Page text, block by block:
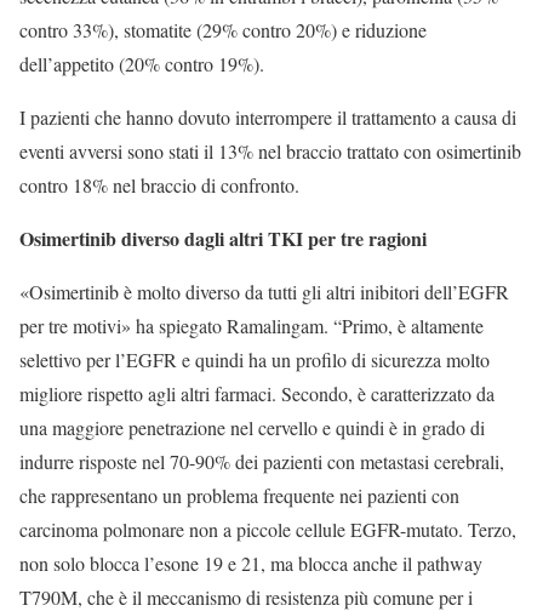
contro 33%), stomatite (29% contro 20%) e riduzione
dell’appetito (20% contro 19%).
I pazienti che hanno dovuto interrompere il trattamento a causa di
eventi avversi sono stati il 13% nel braccio trattato con osimertinib
contro 18% nel braccio di confronto.
Osimertinib diverso dagli altri TKI per tre ragioni
«Osimertinib è molto diverso da tutti gli altri inibitori dell’EGFR
per tre motivi» ha spiegato Ramalingam. “Primo, è altamente
selettivo per l’EGFR e quindi ha un profilo di sicurezza molto
migliore rispetto agli altri farmaci. Secondo, è caratterizzato da
una maggiore penetrazione nel cervello e quindi è in grado di
indurre risposte nel 70-90% dei pazienti con metastasi cerebrali,
che rappresentano un problema frequente nei pazienti con
carcinoma polmonare non a piccole cellule EGFR-mutato. Terzo,
non solo blocca l’esone 19 e 21, ma blocca anche il pathway
T790M, che è il meccanismo di resistenza più comune per i